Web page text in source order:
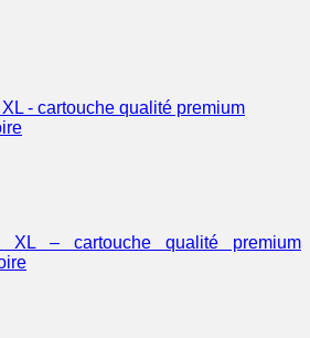
XL – cartouche qualité premium